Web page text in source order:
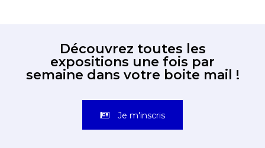
Découvrez toutes les
expositions une fois par
semaine dans votre boite mail !
Je m'inscris